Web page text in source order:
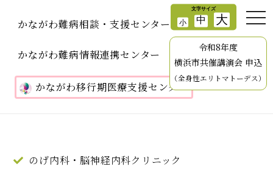
かながわ難病相談・支援センター
かながわ難病情報連携センター
かながわ移行期医療支援センター
令和8年度
横浜市共催講演会 申込
（全身性エリトマトーデス）
のげ内科・脳神経内科クリニック